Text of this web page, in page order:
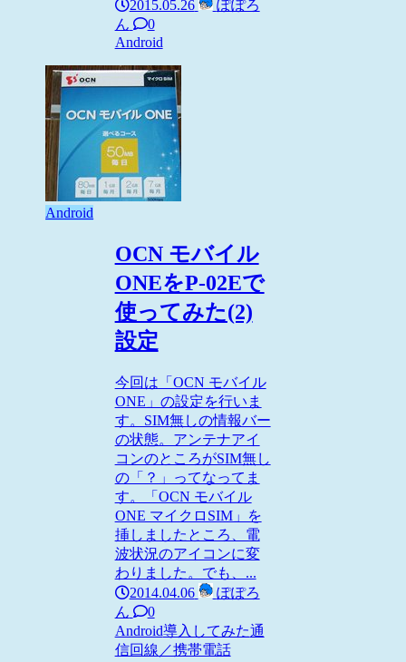
2015.05.26
ぽぽろ
ん
0
Android
Android
OCN モバイル
ONEをP-02Eで
使ってみた(2)
設定
今回は「OCN モバイル
ONE」の設定を行いま
す。SIM無しの情報バー
の状態。アンテナアイ
コンのところがSIM無し
の「？」ってなってま
す。「OCN モバイル
ONE マイクロSIM」を
挿しましたところ、電
波状況のアイコンに変
わりました。でも、...
2014.04.06
ぽぽろ
ん
0
Android導入してみた通
信回線／携帯電話